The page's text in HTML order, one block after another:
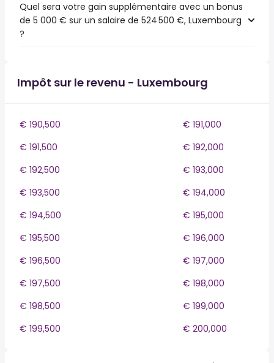
Quel sera votre gain supplémentaire avec un bonus
de 5 000 € sur un salaire de 524 500 €, Luxembourg
?
Impôt sur le revenu - Luxembourg
€ 190,500
€ 191,000
€ 191,500
€ 192,000
€ 192,500
€ 193,000
€ 193,500
€ 194,000
€ 194,500
€ 195,000
€ 195,500
€ 196,000
€ 196,500
€ 197,000
€ 197,500
€ 198,000
€ 198,500
€ 199,000
€ 199,500
€ 200,000